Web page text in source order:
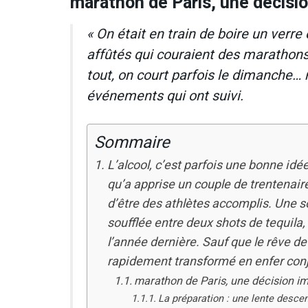
« On était en train de boire un
affûtés qui couraient des
tout, on court parfois le dimanche…
événements qui ont suivi.
Sommaire
L’alcool, c’est parfois une bonne
qu’a apprise un couple de
d’être des athlètes accomplis. Une
soufflée entre deux shots de
l’année dernière. Sauf que le rêve
rapidement transformé en enfer
marathon de Paris, une décision
La préparation : une lente